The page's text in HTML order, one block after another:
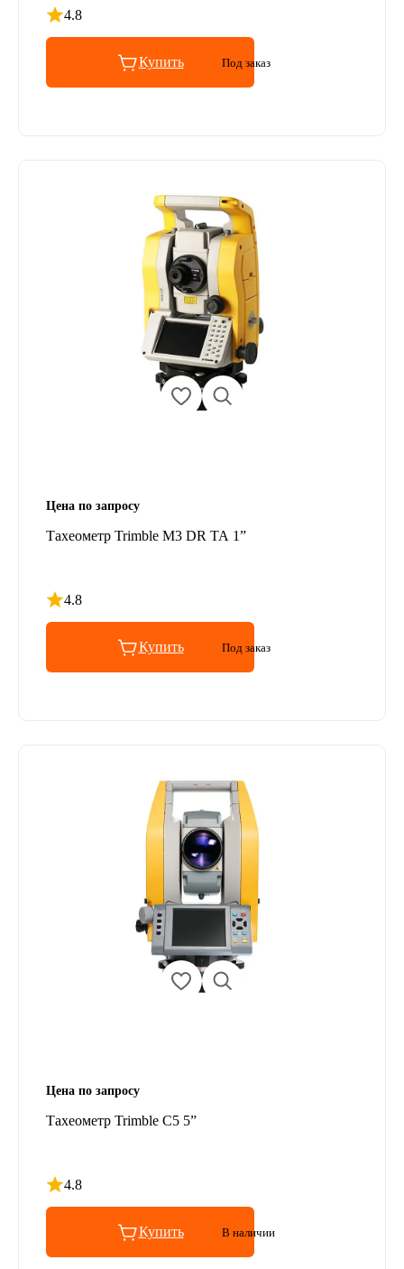
4.8
Рейтинг 4.8 из 5
Купить Под заказ
Цена по запросу
Тахеометр Trimble M3 DR TA 1”
4.8
Рейтинг 4.8 из 5
Купить Под заказ
Цена по запросу
Тахеометр Trimble C5 5”
4.8
Рейтинг 4.8 из 5
Купить В наличии